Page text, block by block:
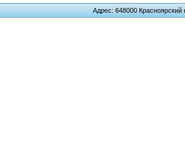
Адрес: 648000